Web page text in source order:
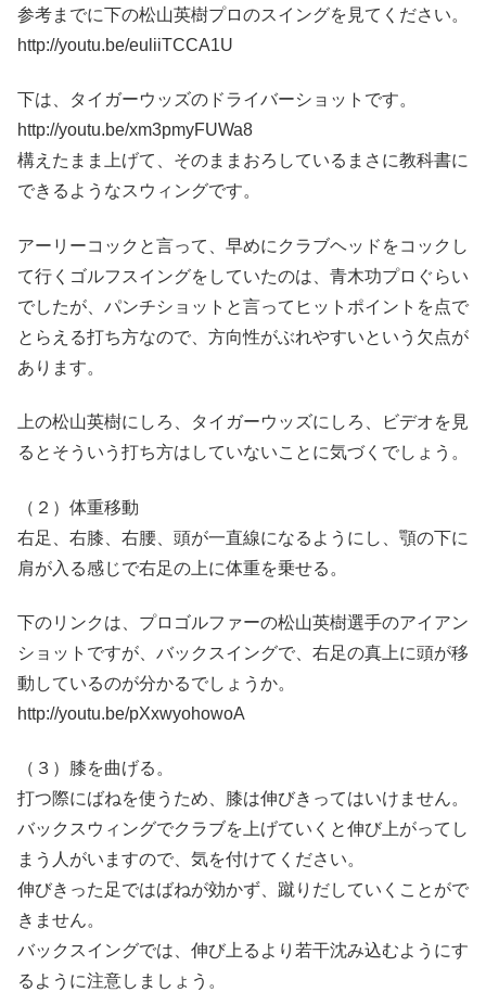
参考までに下の松山英樹プロのスイングを見てください。
http://youtu.be/euliiTCCA1U
下は、タイガーウッズのドライバーショットです。
http://youtu.be/xm3pmyFUWa8
構えたまま上げて、そのままおろしているまさに教科書に
できるようなスウィングです。
アーリーコックと言って、早めにクラブヘッドをコックし
て行くゴルフスイングをしていたのは、青木功プロぐらい
でしたが、パンチショットと言ってヒットポイントを点で
とらえる打ち方なので、方向性がぶれやすいという欠点が
あります。
上の松山英樹にしろ、タイガーウッズにしろ、ビデオを見
るとそういう打ち方はしていないことに気づくでしょう。
（２）体重移動
右足、右膝、右腰、頭が一直線になるようにし、顎の下に
肩が入る感じで右足の上に体重を乗せる。
下のリンクは、プロゴルファーの松山英樹選手のアイアン
ショットですが、バックスイングで、右足の真上に頭が移
動しているのが分かるでしょうか。
http://youtu.be/pXxwyohowoA
（３）膝を曲げる。
打つ際にばねを使うため、膝は伸びきってはいけません。
バックスウィングでクラブを上げていくと伸び上がってし
まう人がいますので、気を付けてください。
伸びきった足ではばねが効かず、蹴りだしていくことがで
きません。
バックスイングでは、伸び上るより若干沈み込むようにす
るように注意しましょう。